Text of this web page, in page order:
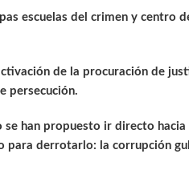
escuelas del crimen y centro
de la procuración de
persecución.
se han propuesto ir directo
para derrotarlo: la corrupción